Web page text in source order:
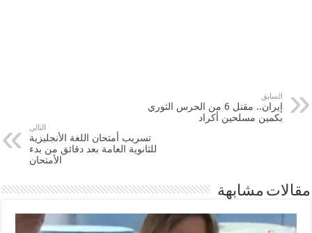
السابق
إيران.. مقتل 6 من الحرس الثوري
بكمين مسلحين أكراد
التالي
تسريب أمتحان اللغة الأنجليزية
للثانوية العامة بعد دقائق من بدء
الأمتحان
مقالات مشابهة